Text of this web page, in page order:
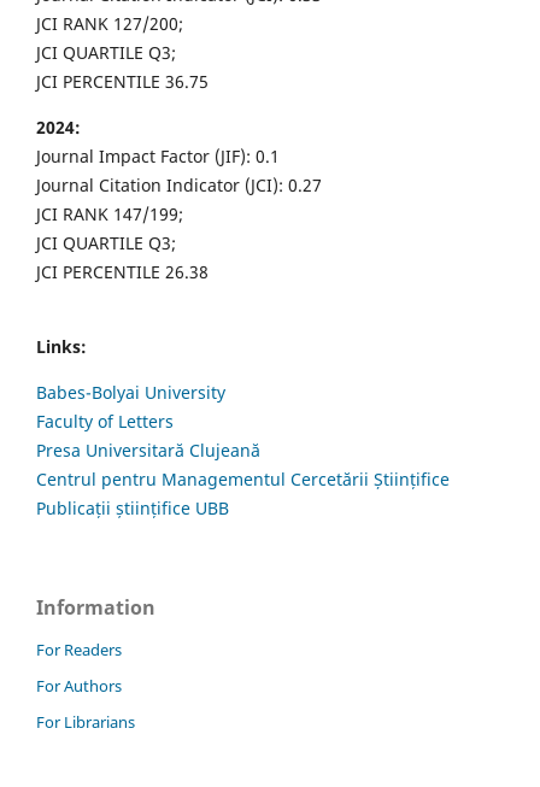
JCI RANK 127/200;
JCI QUARTILE Q3;
JCI PERCENTILE 36.75
2024:
Journal Impact Factor (JIF): 0.1
Journal Citation Indicator (JCI): 0.27
JCI RANK 147/199;
JCI QUARTILE Q3;
JCI PERCENTILE 26.38
Links:
Babes-Bolyai University
Faculty of Letters
Presa Universitară Clujeană
Centrul pentru Managementul Cercetării Științifice
Publicații științifice UBB
Information
For Readers
For Authors
For Librarians